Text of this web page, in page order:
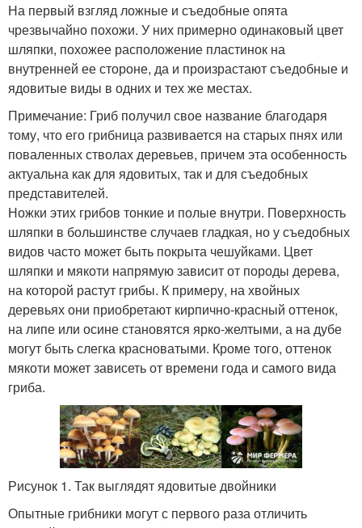
На первый взгляд ложные и съедобные опята
чрезвычайно похожи. У них примерно одинаковый цвет
шляпки, похожее расположение пластинок на
внутренней ее стороне, да и произрастают съедобные и
ядовитые виды в одних и тех же местах.
Примечание: Гриб получил свое название благодаря
тому, что его грибница развивается на старых пнях или
поваленных стволах деревьев, причем эта особенность
актуальна как для ядовитых, так и для съедобных
представителей.
Ножки этих грибов тонкие и полые внутри. Поверхность
шляпки в большинстве случаев гладкая, но у съедобных
видов часто может быть покрыта чешуйками. Цвет
шляпки и мякоти напрямую зависит от породы дерева,
на которой растут грибы. К примеру, на хвойных
деревьях они приобретают кирпично-красный оттенок,
на липе или осине становятся ярко-желтыми, а на дубе
могут быть слегка красноватыми. Кроме того, оттенок
мякоти может зависеть от времени года и самого вида
гриба.
Рисунок 1. Так выглядят ядовитые двойники
Опытные грибники могут с первого раза отличить